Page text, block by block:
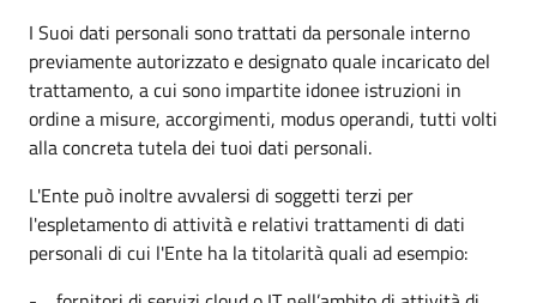
I Suoi dati personali sono trattati da personale interno
previamente autorizzato e designato quale incaricato del
trattamento, a cui sono impartite idonee istruzioni in
ordine a misure, accorgimenti, modus operandi, tutti volti
alla concreta tutela dei tuoi dati personali.
L'Ente può inoltre avvalersi di soggetti terzi per
l'espletamento di attività e relativi trattamenti di dati
personali di cui l'Ente ha la titolarità quali ad esempio: